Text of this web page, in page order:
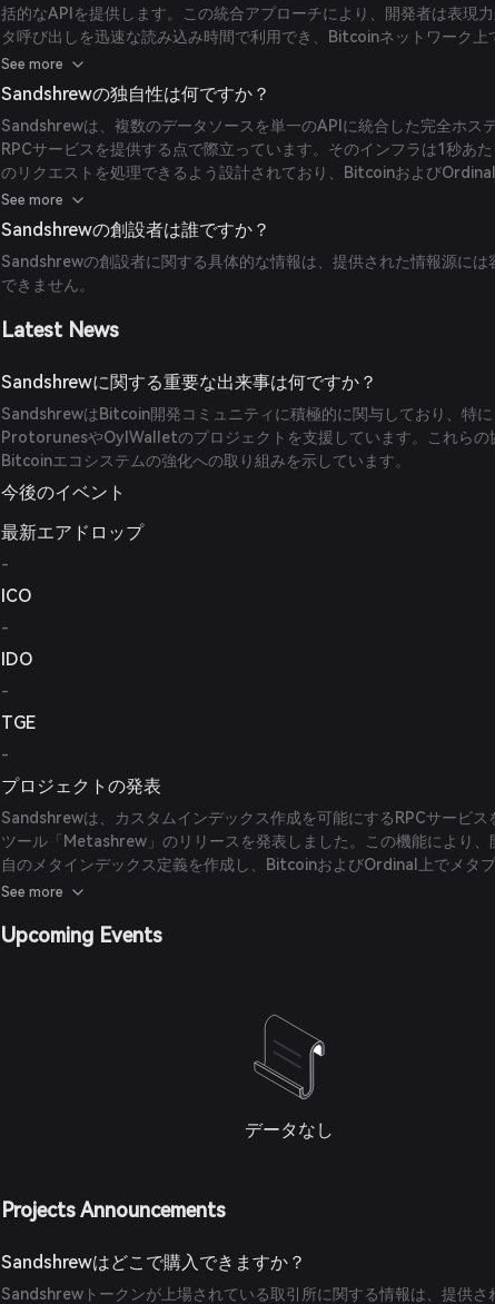
括的なAPIを提供します。この統合アプローチにより、開発者は表現
タ呼び出しを迅速な読み込み時間で利用でき、Bitcoinネットワーク上
アプリケーション開発を可能にします。
See more
Sandshrewの独自性は何ですか？
Sandshrewは、複数のデータソースを単一のAPIに統合した完全ホス
RPCサービスを提供する点で際立っています。そのインフラは1秒あ
のリクエストを処理できるよう設計されており、Bitcoinおよび
行う開発者にスケーラビリティと信頼性を提供します。
See more
Sandshrewの創設者は誰ですか？
Sandshrewの創設者に関する具体的な情報は、提供された情報源には
できません。
Latest News
Sandshrewに関する重要な出来事は何ですか？
SandshrewはBitcoin開発コミュニティに積極的に関与しており、特に
ProtorunesやOylWalletのプロジェクトを支援しています。これらの
Bitcoinエコシステムの強化への取り組みを示しています。
今後のイベント
最新エアドロップ
-
ICO
-
IDO
-
TGE
-
プロジェクトの発表
Sandshrewは、カスタムインデックス作成を可能にするRPCサービス
ツール「Metashrew」のリリースを発表しました。この機能により、
自のメタインデックス定義を作成し、BitcoinおよびOrdinal上でメタ
構築することが可能になります。
See more
Upcoming Events
データなし
Projects Announcements
Sandshrewはどこで購入できますか？
Sandshrewトークンが上場されている取引所に関する情報は、提供さ